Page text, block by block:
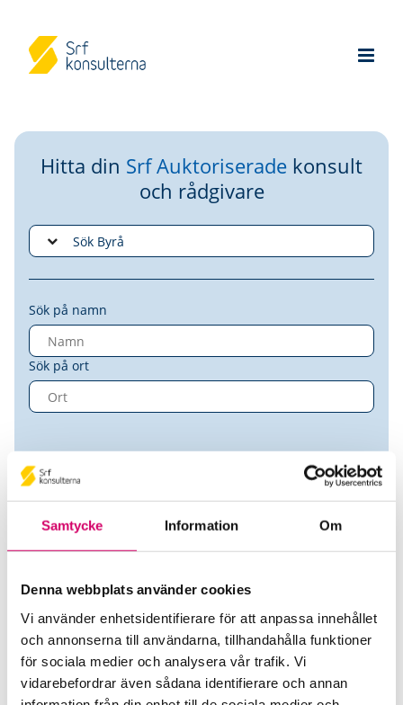
Samtycke Information Om
Denna webbplats använder cookies
Vi använder enhetsidentifierare för att anpassa innehållet
och annonserna till användarna, tillhandahålla funktioner
för sociala medier och analysera vår trafik. Vi
vidarebefordrar även sådana identifierare och annan
Hitta din Srf Auktoriserade konsult
och rådgivare
Sök på namn
Sök på ort
Agneta Liljeholm
Auktoriserad Lönekonsult